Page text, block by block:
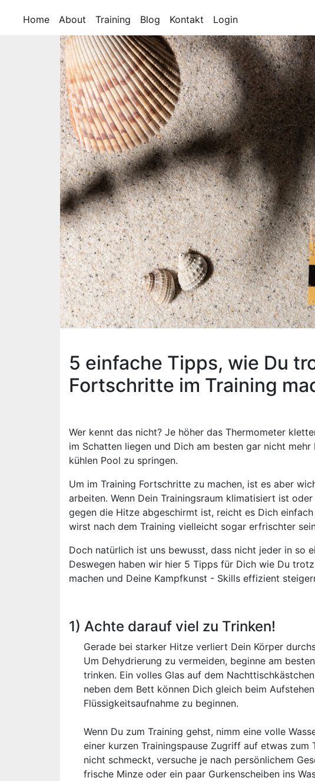
Home About Training Blog Kontakt Login
5 einfache Tipps, wie Du
Fortschritte im Training
Wer kennt das nicht? Je höher das Thermometer
im Schatten liegen und Dich am besten gar nicht
kühlen Pool zu springen.
Um im Training Fortschritte zu machen, ist es aber
arbeiten. Wenn Dein Trainingsraum klimatisiert ist
gegen die Hitze abgeschirmt ist, reicht es Dich
wirst nach dem Training vielleicht sogar erfrischter
Doch natürlich ist uns bewusst, dass nicht jeder in so
Deswegen haben wir hier 5 Tipps für Dich wie Du
machen und Deine Kampfkunst - Skills effizient
1) Achte darauf viel zu Trinken!
Gerade bei starker Hitze verliert Dein Körper
Um Dehydrierung zu vermeiden, beginne am
trinken. Ein volles Glas auf dem
neben dem Bett können Dich gleich beim
Flüssigkeitsaufnahme zu beginnen.
Wenn Du zum Training gehst, nimm eine volle
einer kurzen Trainingspause Zugriff auf etwas zum
nicht schmeckt, versuche je nach persönlichem
frische Minze oder ein paar Gurkenscheiben ins